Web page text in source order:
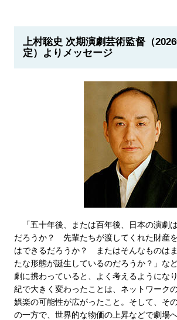
上村聡史 次期演劇芸術監督（
定）よりメッセージ
「五十年後、または百年後、日本の演劇
だろうか？ 先輩たちが渡してくれた財産
はできるだろうか？ またはそんなものは
たな形態が誕生しているのだろうか？」な
劇に携わっていると、よく考えるようにな
紀で大きく変わったことは、ネットワーク
娯楽の可能性が広がったこと。そして、そ
の一方で、世界的な物価の上昇などで劇場